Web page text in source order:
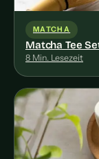
MATCHA
Matcha Tee
8 Min. Lesezeit